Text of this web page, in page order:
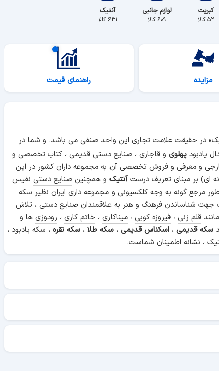
کبریت
۵۲ کالا
لوازم جانبی
۶۰۹ کالا
آنتیک
۶۳۱ کالا
مزایده راهنمای قیمت
در حقیقت علامت تجاری این واحد صنفی می باشد. و شما در
یادبود پهلوی و قاجاری ، صنایع دستی قدیمی ، کتاب تخصصی و
و معرفی و فروش تخصصی آن به مجموعه داران کشور در این
ای) بر مبنای تعریف درست آنتیک و همچنین صنایع دستی نفیس
مرجع گونه به وجه کلکسیونی و مجموعه داری ایران نظیر سکه
جهت شناساندن فرهنگ و هنر به علاقمندان صنایع دستی ، تلاش
قلم زنی ، فیروزه کوبی ، میناکاری ، خاتم کاری ، رودوزی ها و
سکه قدیمی ، اسکناس قدیمی ، سکه طلا ، سکه نقره ، سکه یادبود ،
، نشانه اطمینان شماست.